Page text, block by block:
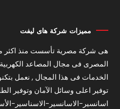
مميزات شركة هاى ليفت
المصرى فى مجال المصاعد الكهربية
الخدمات فى هذا المجال , نعمل
توفير اعلى وسائل الآمان وتوفير
اسانسير-الاسانسير-الاسناسير-